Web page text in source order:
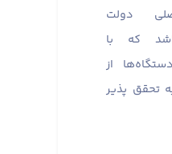
دولت
که با
از
تحقق پذیر